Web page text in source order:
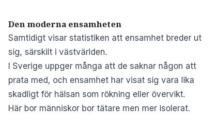
Den moderna ensamheten
Samtidigt visar statistiken att ensamhet breder ut
sig, särskilt i västvärlden.
I Sverige uppger många att de saknar någon att
prata med, och ensamhet har visat sig vara lika
skadligt för hälsan som rökning eller övervikt.
Här bor människor bor tätare men mer isolerat.